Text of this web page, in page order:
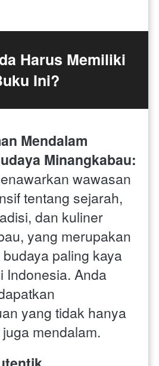
Harus Memiliki
Ini?
Mendalam
wawasan
tentang sejarah,
dan kuliner
yang merupakan
paling kaya
Indonesia. Anda
yang tidak hanya
mendalam.